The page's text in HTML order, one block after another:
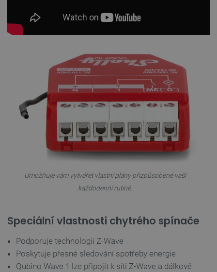
Umožňuje vám vytvářet vlastní plány přizpůsobené vaší
každodenní rutině.
Speciální vlastnosti chytrého spínače
Podporuje technologii Z-Wave
Poskytuje přesné sledování spotřeby energie
Qubino Wave 1 lze připojit k síti Z-Wave a dálkově